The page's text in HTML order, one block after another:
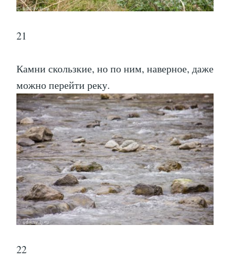
21
Камни скользкие, но по ним, наверное, даже
можно перейти реку.
22